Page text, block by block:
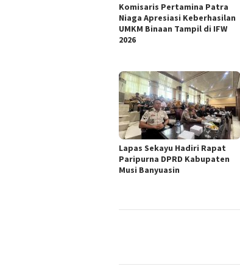
Komisaris Pertamina Patra
Niaga Apresiasi Keberhasilan
UMKM Binaan Tampil di IFW
2026
Lapas Sekayu Hadiri Rapat
Paripurna DPRD Kabupaten
Musi Banyuasin